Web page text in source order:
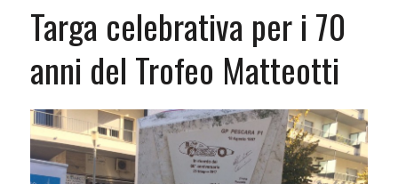
Targa celebrativa per i 70
anni del Trofeo Matteotti